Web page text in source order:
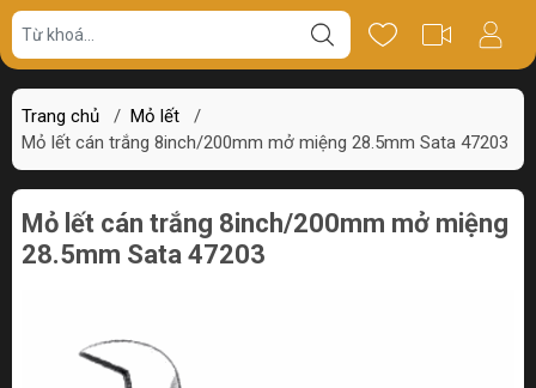
Trang chủ / Mỏ lết
/
Mỏ lết cán trắng 8inch/200mm mở miệng 28.5mm Sata 47203
Giá bán Thông số Review
Mỏ lết cán trắng 8inch/200mm mở miệng
28.5mm Sata 47203